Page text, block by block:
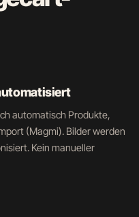
automatisch Produkte,
(Magmi). Bilder werden
Kein manueller